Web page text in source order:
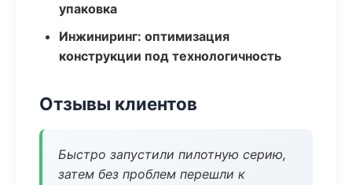
упаковка
Инжиниринг: оптимизация
конструкции под технологичность
Отзывы клиентов
Быстро запустили пилотную серию,
затем без проблем перешли к